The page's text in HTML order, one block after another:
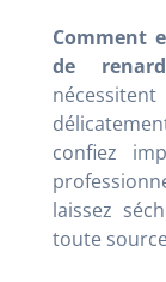
Comment
de
confiez
laissez
toute